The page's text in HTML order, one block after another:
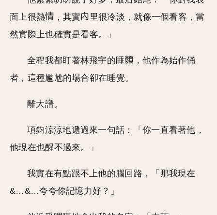
面上很熱
，其實
里很冷淡，就像一個看客，當
然實際上也確實是看客。」
全程我都盯著林飛宇的睡
，他作為始作俑
者，這種尷尬的場合卻在睡覺。
離大譜。
項鈞涼涼地遞過來一句話：「你一直看著他，
他現在也醒不過來。」
我實在有點跟不上他的腦回路，「那我現在
&…&…夸夸你記憶力好？」